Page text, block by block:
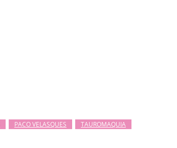
PACO VELASQUES TAUROMAQUIA